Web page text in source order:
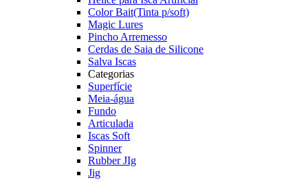
Color Bait(Tinta p/soft)
Magic Lures
Pincho Arremesso
Cerdas de Saia de Silicone
Salva Iscas
Categorias
Superfície
Meia-água
Fundo
Articulada
Iscas Soft
Spinner
Rubber JIg
Jig